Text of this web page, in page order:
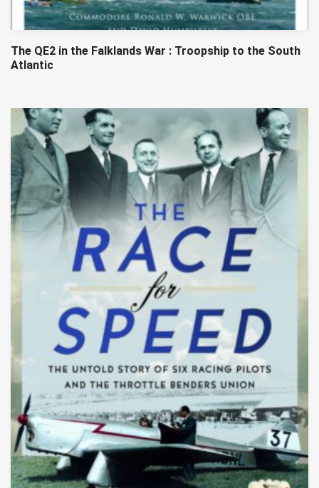
The QE2 in the Falklands War : Troopship to the South
Atlantic